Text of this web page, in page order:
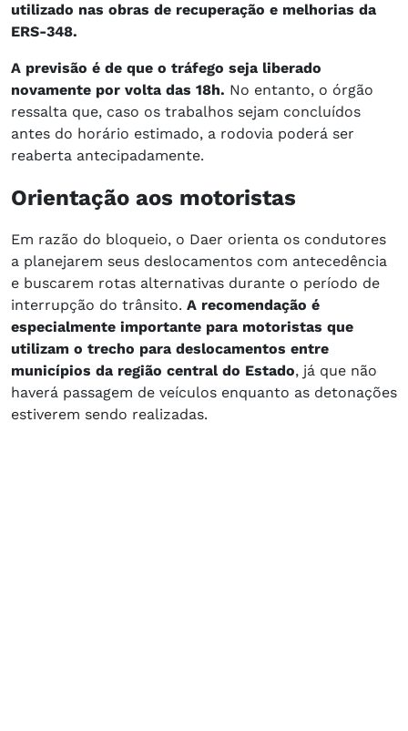
utilizado nas obras de recuperação e melhorias da
ERS-348.
A previsão é de que o tráfego seja liberado
novamente por volta das 18h. No entanto, o órgão
ressalta que, caso os trabalhos sejam concluídos
antes do horário estimado, a rodovia poderá ser
reaberta antecipadamente.
Orientação aos motoristas
Em razão do bloqueio, o Daer orienta os condutores
a planejarem seus deslocamentos com antecedência
e buscarem rotas alternativas durante o período de
interrupção do trânsito. A recomendação é
especialmente importante para motoristas que
utilizam o trecho para deslocamentos entre
municípios da região central do Estado, já que não
haverá passagem de veículos enquanto as detonações
estiverem sendo realizadas.